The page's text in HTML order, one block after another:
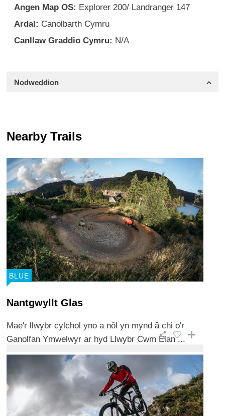
Angen Map OS: Explorer 200/ Landranger 147
Ardal: Canolbarth Cymru
Canllaw Graddio Cymru: N/A
Nodweddion
Nearby Trails
BLUE
Nantgwyllt Glas
Mae'r llwybr cylchol yno a nôl yn mynd â chi o'r
Ganolfan Ymwelwyr ar hyd Llwybr Cwm Elan ...